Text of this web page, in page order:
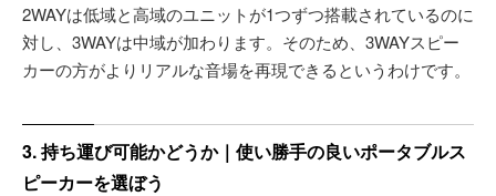
2WAYは低域と高域のユニットが1つずつ搭載されているのに
対し、3WAYは中域が加わります。そのため、3WAYスピー
カーの方がよりリアルな音場を再現できるというわけです。
3. 持ち運び可能かどうか｜使い勝手の良いポータブルス
ピーカーを選ぼう